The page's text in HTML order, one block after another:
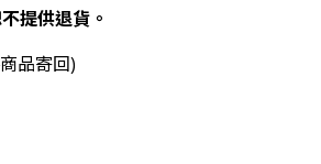
提供退貨。
品寄回)